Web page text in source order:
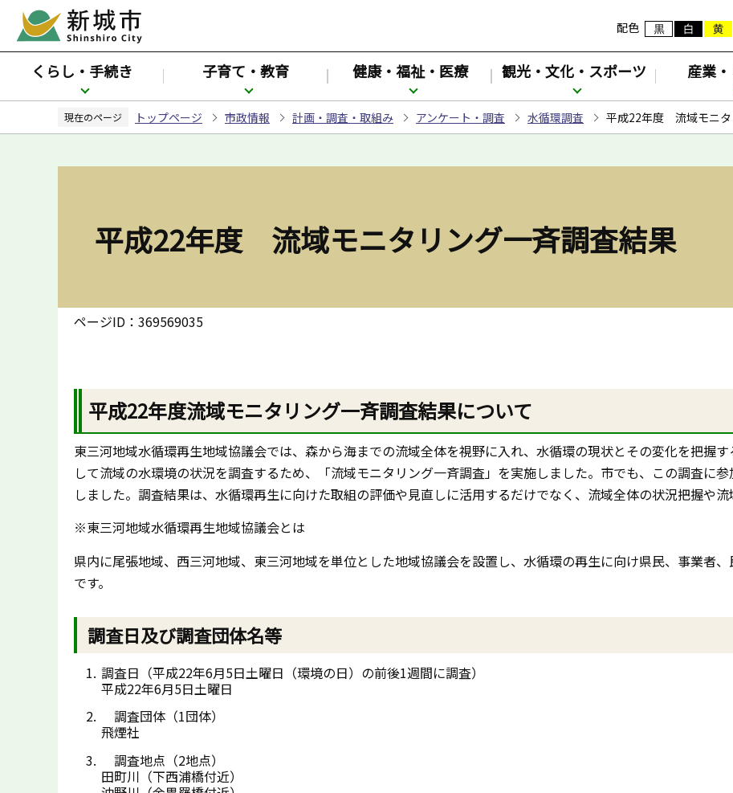
ペ
ジ
先
配色
くらし・手続き 子育て・教育 健康・福祉・医療 観光・文化・スポーツ 産業
現在のページ トップページ 市政情報 計画・調査・取組み アンケート・調査 水循環調査 平成22年度 流域モニタ
平成22年度 流域モニタリング一斉調査結果
ページID：369569035
平成22年度流域モニタリング一斉調査結果について
東三河地域水循環再生地域協議会では、森から海までの流域全体を視野に入れ、水循環の現状とその変化を把握
して流域の水環境の状況を調査するため、「流域モニタリング一斉調査」を実施しました。市でも、この調査に
しました。調査結果は、水循環再生に向けた取組の評価や見直しに活用するだけでなく、流域全体の状況把握や流
※東三河地域水循環再生地域協議会とは
県内に尾張地域、西三河地域、東三河地域を単位とした地域協議会を設置し、水循環の再生に向け県民、事業者
です。
調査日及び調査団体名等
調査日（平成22年6月5日土曜日（環境の日）の前後1週間に調査）
平成22年6月5日土曜日
調査団体（1団体）
飛煙社
調査地点（2地点）
田町川（下西浦橋付近）